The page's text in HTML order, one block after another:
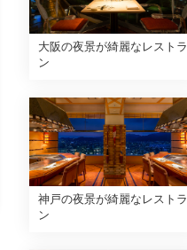
大阪の夜景が綺麗なレストラ
ン
神戸の夜景が綺麗なレストラ
ン